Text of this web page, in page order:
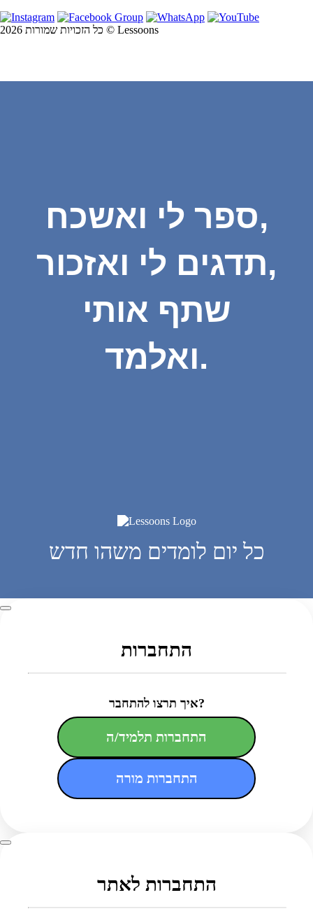
כל הזכויות שמורות 2026 © Lessoons
ספר לי ואשכח,
תדגים לי ואזכור,
שתף אותי
ואלמד.
כל יום לומדים משהו חדש
התחברות
איך תרצו להתחבר?
התחברות תלמיד/ה
התחברות מורה
התחברות לאתר